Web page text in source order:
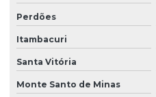
Perdões
Itambacuri
Santa Vitória
Monte Santo de Minas